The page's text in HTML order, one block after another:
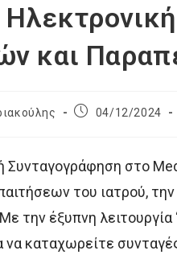
και
Post04/12/2024
Συνταγογράφηση στο
του ιατρού,
την έξυπνη λειτουργία
να καταχωρείτε